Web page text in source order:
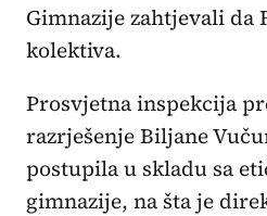
Gimnazije zahtjevali da
kolektiva.
Prosvjetna inspekcija
razrješenje Biljane
postupila u skladu sa
gimnazije, na šta je